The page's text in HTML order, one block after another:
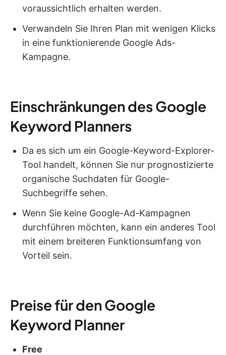
voraussichtlich erhalten werden.
Verwandeln Sie Ihren Plan mit wenigen Klicks
in eine funktionierende Google Ads-
Kampagne.
Einschränkungen des Google
Keyword Planners
Da es sich um ein Google-Keyword-Explorer-
Tool handelt, können Sie nur prognostizierte
organische Suchdaten für Google-
Suchbegriffe sehen.
Wenn Sie keine Google-Ad-Kampagnen
durchführen möchten, kann ein anderes Tool
mit einem breiteren Funktionsumfang von
Vorteil sein.
Preise für den Google
Keyword Planner
Free